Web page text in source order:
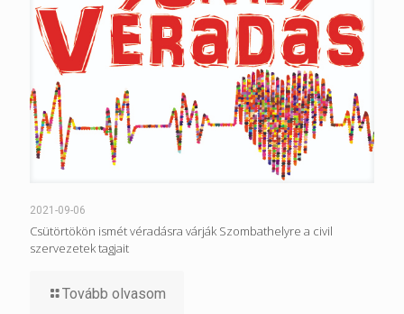
2021-09-06
Csütörtökön ismét véradásra várják Szombathelyre a civil
szervezetek tagjait
Tovább olvasom